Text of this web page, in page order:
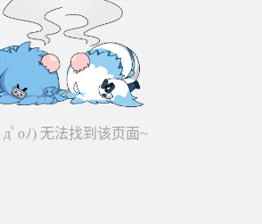
дﾟoﾉ) 无法找到该页面~